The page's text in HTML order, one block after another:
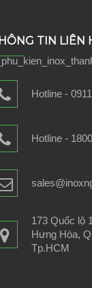
TIN LIÊN
Hotline -
Hotline -
173 Quốc lộ
Hưng Hòa,
Tp.HCM